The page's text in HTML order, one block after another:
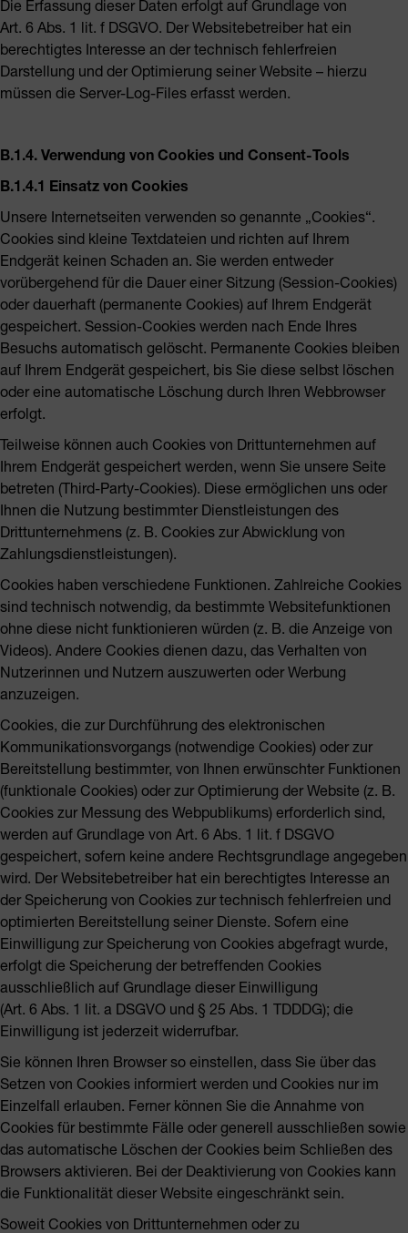
Die Erfassung dieser Daten erfolgt auf Grundlage von
Art. 6 Abs. 1 lit. f DSGVO. Der Websitebetreiber hat ein
berechtigtes Interesse an der technisch fehlerfreien
Darstellung und der Optimierung seiner Website – hierzu
müssen die Server-Log-Files erfasst werden.
B.1.4. Verwendung von Cookies und Consent-Tools
B.1.4.1 Einsatz von Cookies
Unsere Internetseiten verwenden so genannte „Cookies“.
Cookies sind kleine Textdateien und richten auf Ihrem
Endgerät keinen Schaden an. Sie werden entweder
vorübergehend für die Dauer einer Sitzung (Session-Cookies)
oder dauerhaft (permanente Cookies) auf Ihrem Endgerät
gespeichert. Session-Cookies werden nach Ende Ihres
Besuchs automatisch gelöscht. Permanente Cookies bleiben
auf Ihrem Endgerät gespeichert, bis Sie diese selbst löschen
oder eine automatische Löschung durch Ihren Webbrowser
erfolgt.
Teilweise können auch Cookies von Drittunternehmen auf
Ihrem Endgerät gespeichert werden, wenn Sie unsere Seite
betreten (Third-Party-Cookies). Diese ermöglichen uns oder
Ihnen die Nutzung bestimmter Dienstleistungen des
Drittunternehmens (z. B. Cookies zur Abwicklung von
Zahlungsdienstleistungen).
Cookies haben verschiedene Funktionen. Zahlreiche Cookies
sind technisch notwendig, da bestimmte Websitefunktionen
ohne diese nicht funktionieren würden (z. B. die Anzeige von
Videos). Andere Cookies dienen dazu, das Verhalten von
Nutzerinnen und Nutzern auszuwerten oder Werbung
anzuzeigen.
Cookies, die zur Durchführung des elektronischen
Kommunikationsvorgangs (notwendige Cookies) oder zur
Bereitstellung bestimmter, von Ihnen erwünschter Funktionen
(funktionale Cookies) oder zur Optimierung der Website (z. B.
Cookies zur Messung des Webpublikums) erforderlich sind,
werden auf Grundlage von Art. 6 Abs. 1 lit. f DSGVO
gespeichert, sofern keine andere Rechtsgrundlage angegeben
wird. Der Websitebetreiber hat ein berechtigtes Interesse an
der Speicherung von Cookies zur technisch fehlerfreien und
optimierten Bereitstellung seiner Dienste. Sofern eine
Einwilligung zur Speicherung von Cookies abgefragt wurde,
erfolgt die Speicherung der betreffenden Cookies
ausschließlich auf Grundlage dieser Einwilligung
(Art. 6 Abs. 1 lit. a DSGVO und § 25 Abs. 1 TDDDG); die
Einwilligung ist jederzeit widerrufbar.
Sie können Ihren Browser so einstellen, dass Sie über das
Setzen von Cookies informiert werden und Cookies nur im
Einzelfall erlauben. Ferner können Sie die Annahme von
Cookies für bestimmte Fälle oder generell ausschließen sowie
das automatische Löschen der Cookies beim Schließen des
Browsers aktivieren. Bei der Deaktivierung von Cookies kann
die Funktionalität dieser Website eingeschränkt sein.
Soweit Cookies von Drittunternehmen oder zu